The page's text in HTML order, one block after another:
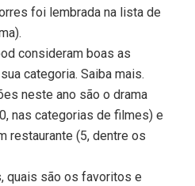
foi lembrada na lista de
consideram boas as
categoria. Saiba mais.
neste ano são o drama
nas categorias de filmes) e
restaurante (5, dentre os
quais são os favoritos e